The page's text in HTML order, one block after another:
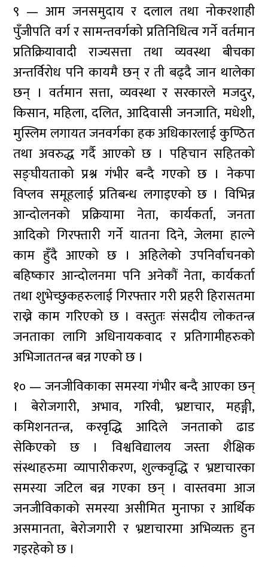
९ — आम जनसमुदाय र दलाल तथा नोकरशाही
पुँजीपति वर्ग र सामन्तवर्गको प्रतिनिधित्व गर्ने वर्तमान
प्रतिक्रियावादी राज्यसत्ता तथा व्यवस्था बीचका
अन्तर्विरोध पनि कायमै छन् र ती बढ्दै जान थालेका
छन् । वर्तमान सत्ता, व्यवस्था र सरकारले मजदुर,
किसान, महिला, दलित, आदिवासी जनजाति, मधेशी,
मुस्लिम लगायत जनवर्गका हक अधिकारलाई कुण्ठित
तथा अवरुद्ध गर्दै आएको छ । पहिचान सहितको
सङ्घीयताको प्रश्न गंभीर बन्दै गएको छ । नेकपा
विप्लव समूहलाई प्रतिबन्ध लगाइएको छ । विभिन्न
आन्दोलनको प्रक्रियामा नेता, कार्यकर्ता, जनता
आदिको गिरफ्तारी गर्ने यातना दिने, जेलमा हाल्ने
काम हुँदै आएको छ । अहिलेको उपनिर्वाचनको
बहिष्कार आन्दोलनमा पनि अनेकौं नेता, कार्यकर्ता
तथा शुभेच्छुकहरुलाई गिरफ्तार गरी प्रहरी हिरासतमा
राख्ने काम गरिएको छ । वस्तुतः संसदीय लोकतन्त्र
जनताका लागि अधिनायकवाद र प्रतिगामीहरुको
अभिजाततन्त्र बन्न गएको छ ।
१० — जनजीविकाका समस्या गंभीर बन्दै आएका छन्
। बेरोजगारी, अभाव, गरिवी, भ्रष्टाचार, महङ्गी,
कमिशनतन्त्र, करवृद्धि आदिले जनताको ढाड
सेकिएको छ । विश्वविद्यालय जस्ता शैक्षिक
संस्थाहरुमा व्यापारीकरण, शुल्कवृद्धि र भ्रष्टाचारका
समस्या जटिल बन्न गएका छन् । वास्तवमा आज
जनजीविकाको समस्या असीमित मुनाफा र आर्थिक
असमानता, बेरोजगारी र भ्रष्टाचारमा अभिव्यक्त हुन
गइरहेको छ ।